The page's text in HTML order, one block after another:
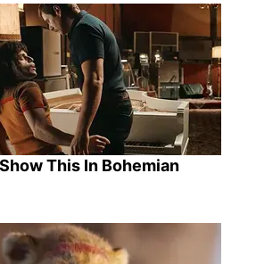
This In Bohemian